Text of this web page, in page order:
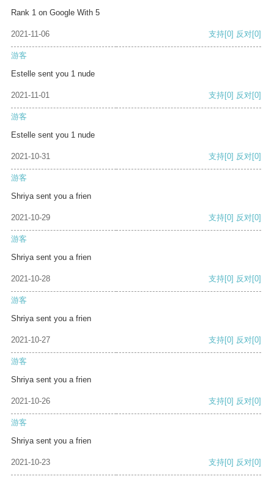
Rank 1 on Google With 5
2021-11-06 支持[0] 反对[0]
游客
Estelle sent you 1 nude
2021-11-01 支持[0] 反对[0]
游客
Estelle sent you 1 nude
2021-10-31 支持[0] 反对[0]
游客
Shriya sent you a frien
2021-10-29 支持[0] 反对[0]
游客
Shriya sent you a frien
2021-10-28 支持[0] 反对[0]
游客
Shriya sent you a frien
2021-10-27 支持[0] 反对[0]
游客
Shriya sent you a frien
2021-10-26 支持[0] 反对[0]
游客
Shriya sent you a frien
2021-10-23 支持[0] 反对[0]